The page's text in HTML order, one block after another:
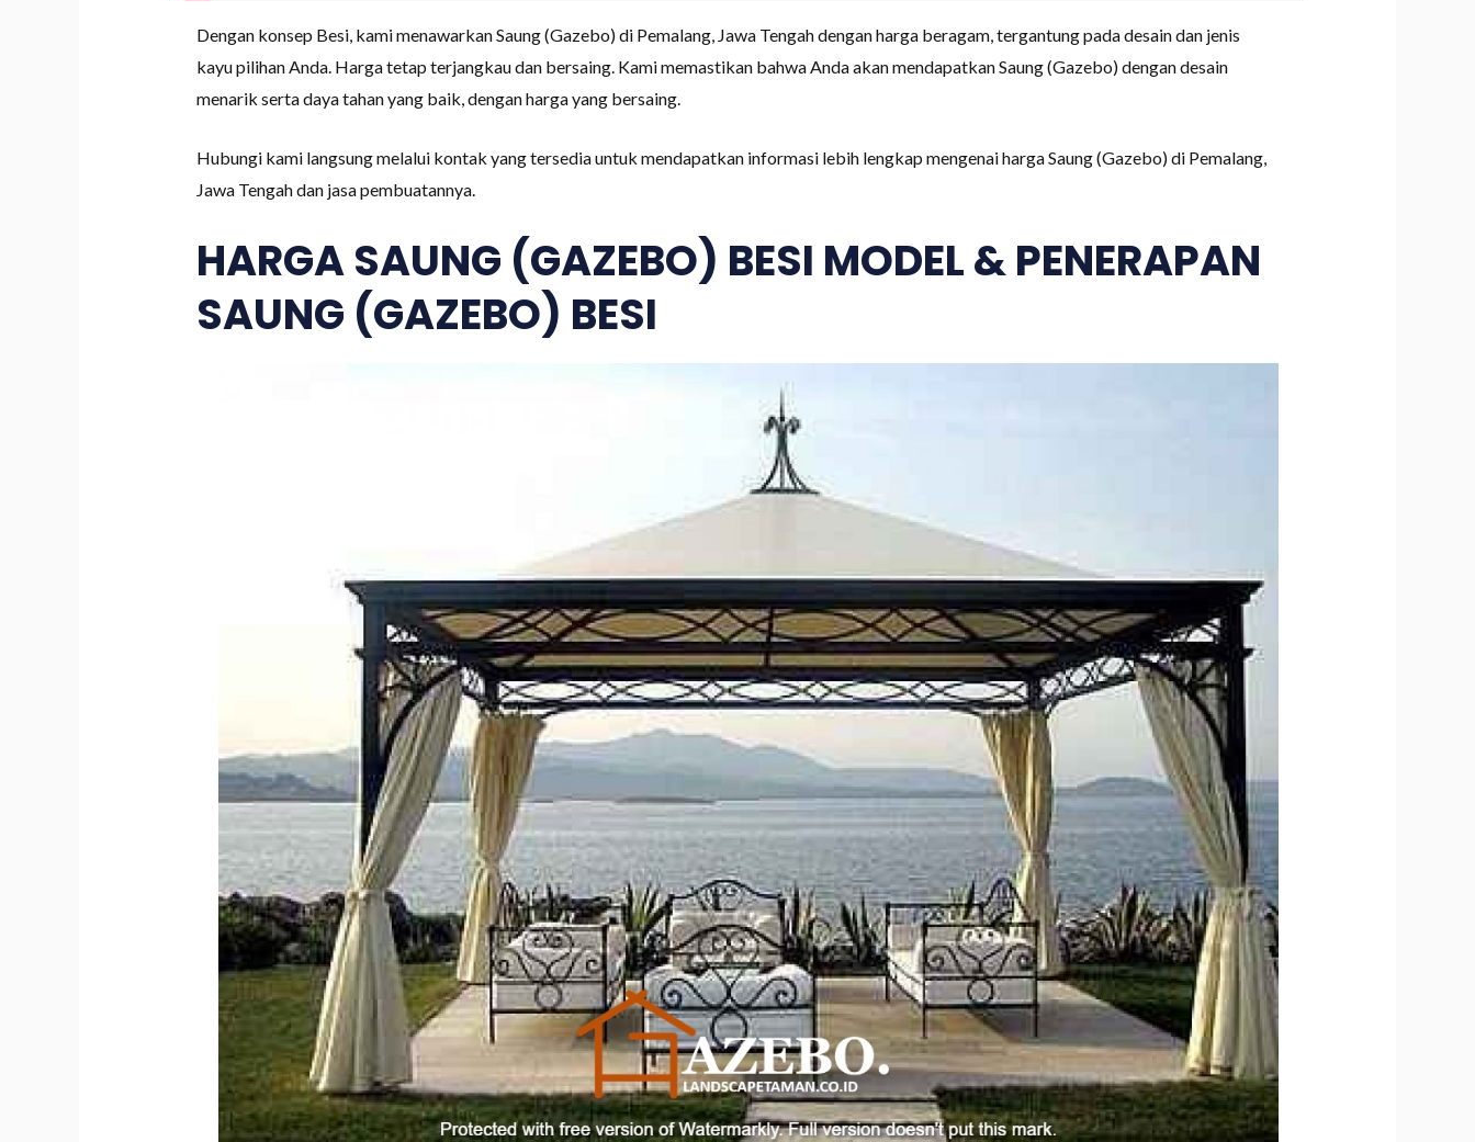
Dengan konsep Besi, kami menawarkan Saung (Gazebo) di Pemalang, Jawa Tengah dengan harga beragam, tergantung pada desain dan jenis
kayu pilihan Anda. Harga tetap terjangkau dan bersaing. Kami memastikan bahwa Anda akan mendapatkan Saung (Gazebo) dengan desain
menarik serta daya tahan yang baik, dengan harga yang bersaing.
Hubungi kami langsung melalui kontak yang tersedia untuk mendapatkan informasi lebih lengkap mengenai harga Saung (Gazebo) di Pemalang,
Jawa Tengah dan jasa pembuatannya.
HARGA SAUNG (GAZEBO) BESI MODEL & PENERAPAN
SAUNG (GAZEBO) BESI